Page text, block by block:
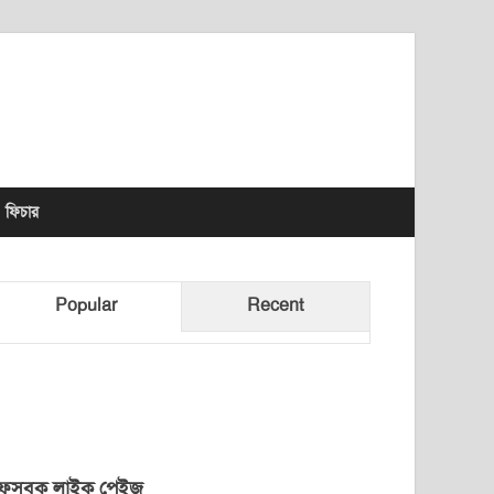
ফিচার
Popular Recent
লাইক পেইজ